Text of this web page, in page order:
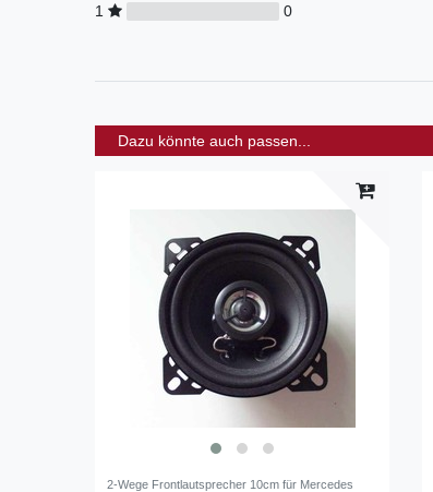
1
0
Dazu könnte auch passen...
2-Wege Frontlautsprecher 10cm für Mercedes